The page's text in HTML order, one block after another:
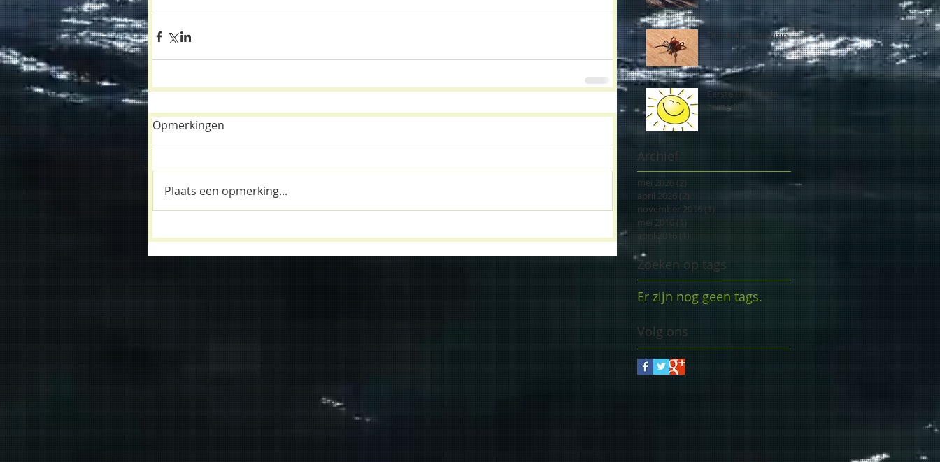
Opmerkingen
Plaats een opmerking...
De ziekte van Lyme
Eerste Hulp in de
zomer!
Archief
mei 2026 (2)
april 2026 (2)
november 2016 (1)
mei 2016 (1)
april 2016 (1)
Zoeken op tags
Er zijn nog geen tags.
Volg ons